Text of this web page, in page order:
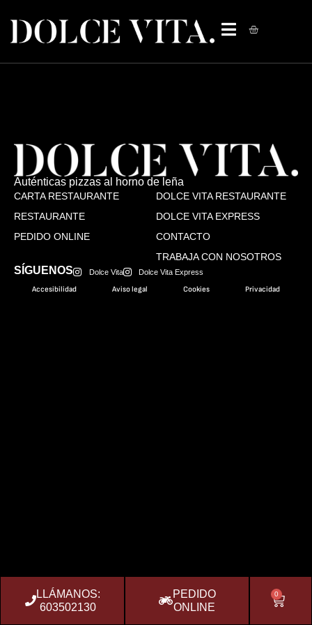
Auténticas pizzas al horno de leña
CARTA RESTAURANTE
RESTAURANTE
PEDIDO ONLINE
DOLCE VITA RESTAURANTE
DOLCE VITA EXPRESS
CONTACTO
TRABAJA CON NOSOTROS
SÍGUENOS Dolce Vita Dolce Vita Express
Accesibilidad Aviso legal Cookies Privacidad
LLÁMANOS:
603502130
PEDIDO
ONLINE
0